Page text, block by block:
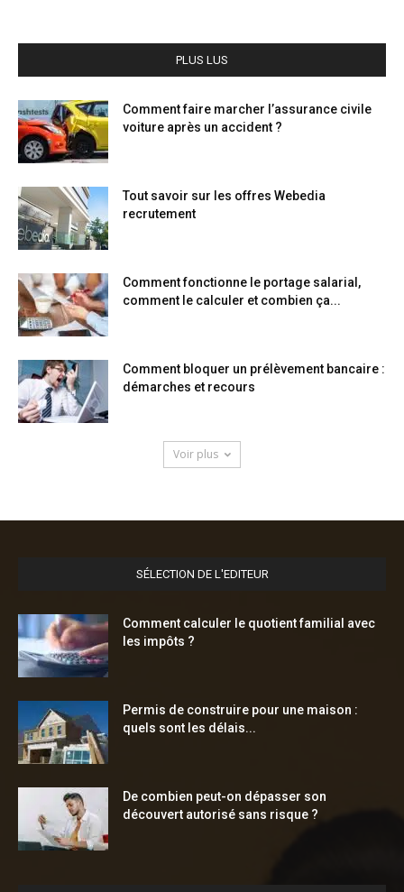
PLUS LUS
Comment faire marcher l’assurance civile
voiture après un accident ?
Tout savoir sur les offres Webedia
recrutement
Comment fonctionne le portage salarial,
comment le calculer et combien ça...
Comment bloquer un prélèvement bancaire :
démarches et recours
Voir plus
SÉLECTION DE L'EDITEUR
Comment calculer le quotient familial avec
les impôts ?
Permis de construire pour une maison :
quels sont les délais...
De combien peut-on dépasser son
découvert autorisé sans risque ?